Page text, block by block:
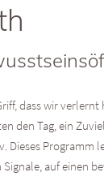
dass wir verlernt
den Tag, ein
Programm
auf einen